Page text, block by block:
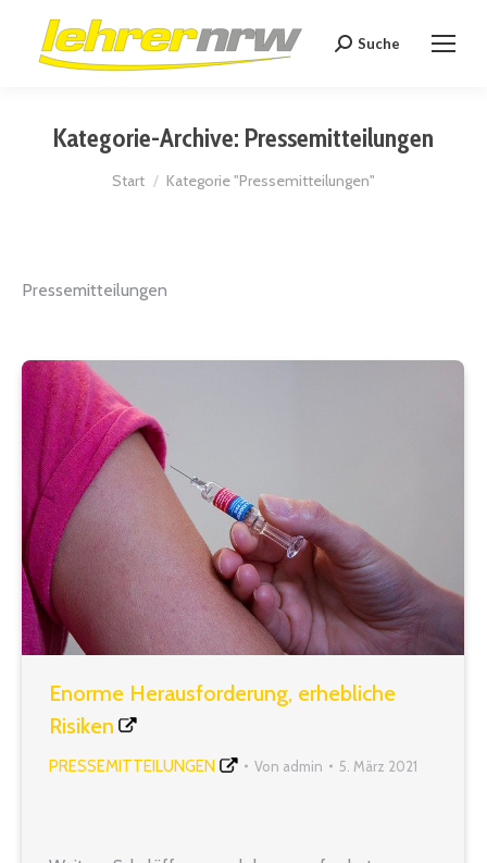
Search:
Suche
Kategorie-Archive: Pressemitteilungen
Sie befinden sich hier:
Start Kategorie "Pressemitteilungen"
Pressemitteilungen
Enorme Herausforderung, erhebliche
Risiken
PRESSEMITTEILUNGEN Von admin 5. März 2021